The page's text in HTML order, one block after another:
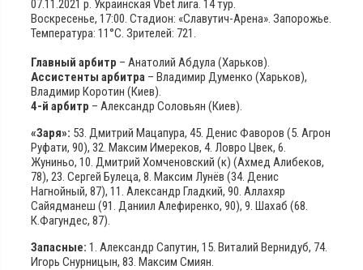
07.11.2021 р. Украинская Vbet лига. 14 тур.
Воскресенье, 17:00. Стадион: «Славутич-Арена». Запорожье.
Температура: 11°С. Зрителей: 721.
Главный арбитр – Анатолий Абдула (Харьков).
Ассистенты арбитра – Владимир Думенко (Харьков),
Владимир Коротин (Киев).
4-й арбитр – Александр Соловьян (Киев).
«Заря»: 53. Дмитрий Мацапура, 45. Денис Фаворов (5. Агрон
Руфати, 90), 32. Максим Имереков, 4. Ловро Цвек, 6.
Жуниньо, 10. Дмитрий Хомченовский (к) (Ахмед Алибеков,
78), 23. Сергей Булеца, 8. Максим Лунёв (34. Денис
Нагнойный, 87), 11. Александр Гладкий, 90. Аллахяр
Сайядманеш (91. Даниил Алефиренко, 90), 9. Шахаб (68.
К.Фагундес, 87).
Запасные: 1. Александр Сапутин, 15. Виталий Вернидуб, 74.
Игорь Снурницын, 83. Максим Смиян.